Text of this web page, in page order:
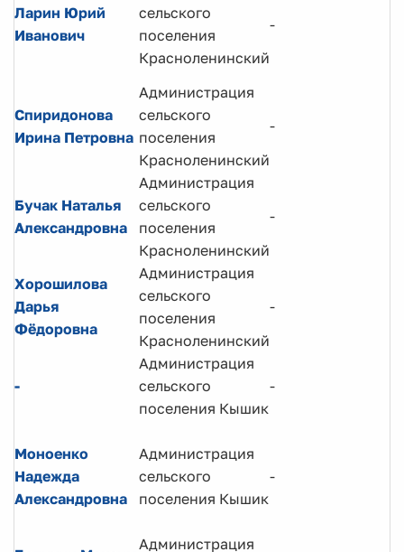
Ларин Юрий
Иванович
сельского
поселения
Красноленинский
-
Спиридонова
Ирина Петровна
Администрация
сельского
поселения
Красноленинский
-
Бучак Наталья
Александровна
Администрация
сельского
поселения
Красноленинский
-
Хорошилова
Дарья
Фёдоровна
Администрация
сельского
поселения
Красноленинский
-
-
Администрация
сельского
поселения Кышик
-
Моноенко
Надежда
Александровна
Администрация
сельского
поселения Кышик
-
Администрация